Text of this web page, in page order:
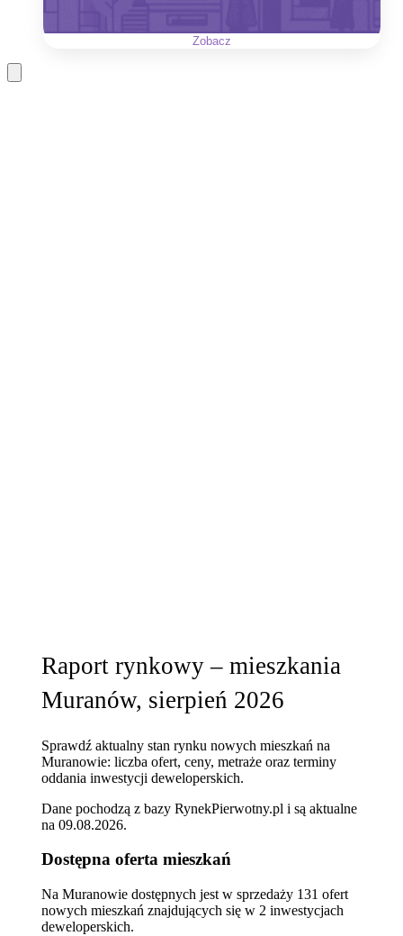
Zobacz
Raport rynkowy – mieszkania
Muranów, sierpień 2026
Sprawdź aktualny stan rynku nowych mieszkań na
Muranowie: liczba ofert, ceny, metraże oraz terminy
oddania inwestycji deweloperskich.
Dane pochodzą z bazy RynekPierwotny.pl i są aktualne
na09.08.2026.
Dostępna oferta mieszkań
Na Muranowie dostępnych jest w sprzedaży 131 ofert
nowych mieszkań znajdujących się w 2 inwestycjach
deweloperskich.